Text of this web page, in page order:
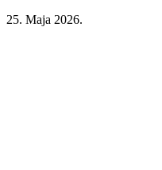
25. Maja 2026.